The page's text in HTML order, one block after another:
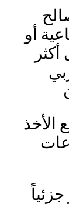
أو
التطوّر قبل انتفاضة 2011، مع الأخذ